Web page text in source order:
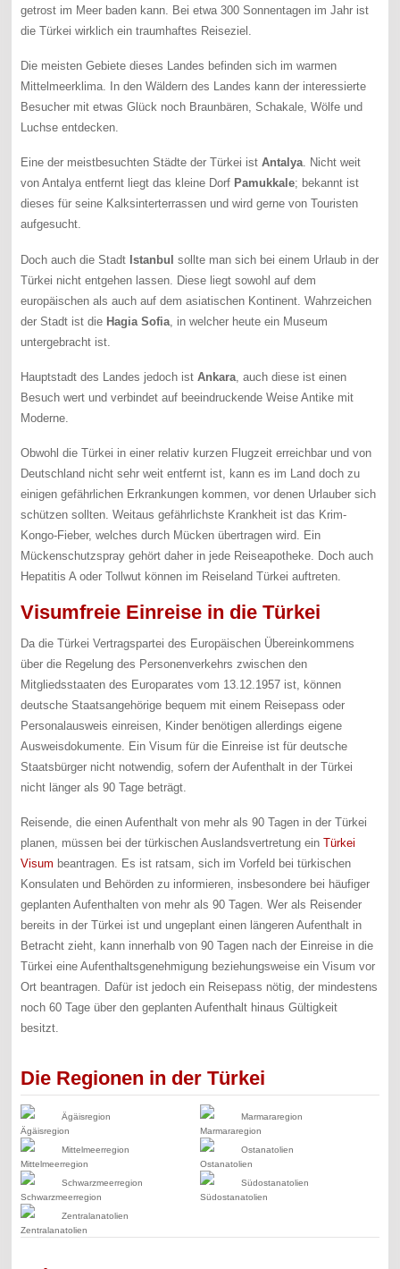
getrost im Meer baden kann. Bei etwa 300 Sonnentagen im Jahr ist
die Türkei wirklich ein traumhaftes Reiseziel.
Die meisten Gebiete dieses Landes befinden sich im warmen
Mittelmeerklima. In den Wäldern des Landes kann der interessierte
Besucher mit etwas Glück noch Braunbären, Schakale, Wölfe und
Luchse entdecken.
Eine der meistbesuchten Städte der Türkei istAntalya. Nicht weit
von Antalya entfernt liegt das kleine Dorf Pamukkale; bekannt ist
dieses für seine Kalksinterterrassen und wird gerne von Touristen
aufgesucht.
Doch auch die Stadt Istanbul sollte man sich bei einem Urlaub in der
Türkei nicht entgehen lassen. Diese liegt sowohl auf dem
europäischen als auch auf dem asiatischen Kontinent. Wahrzeichen
der Stadt ist die Hagia Sofia , in welcher heute ein Museum
untergebracht ist.
Hauptstadt des Landes jedoch istAnkara , auch diese ist einen
Besuch wert und verbindet auf beeindruckende Weise Antike mit
Moderne.
Obwohl die Türkei in einer relativ kurzen Flugzeit erreichbar und von
Deutschland nicht sehr weit entfernt ist, kann es im Land doch zu
einigen gefährlichen Erkrankungen kommen, vor denen Urlauber sich
schützen sollten. Weitaus gefährlichste Krankheit ist das Krim-
Kongo-Fieber, welches durch Mücken übertragen wird. Ein
Mückenschutzspray gehört daher in jede Reiseapotheke. Doch auch
Hepatitis A oder Tollwut können im Reiseland Türkei auftreten.
Visumfreie Einreise in die Türkei
Da die Türkei Vertragspartei des Europäischen Übereinkommens
über die Regelung des Personenverkehrs zwischen den
Mitgliedsstaaten des Europarates vom 13.12.1957 ist, können
deutsche Staatsangehörige bequem mit einem Reisepass oder
Personalausweis einreisen, Kinder benötigen allerdings eigene
Ausweisdokumente. Ein Visum für die Einreise ist für deutsche
Staatsbürger nicht notwendig, sofern der Aufenthalt in der Türkei
nicht länger als 90 Tage beträgt.
Reisende, die einen Aufenthalt von mehr als 90 Tagen in der Türkei
planen, müssen bei der türkischen Auslandsvertretung einTürkei
Visum beantragen. Es ist ratsam, sich im Vorfeld bei türkischen
Konsulaten und Behörden zu informieren, insbesondere bei häufiger
geplanten Aufenthalten von mehr als 90 Tagen. Wer als Reisender
bereits in der Türkei ist und ungeplant einen längeren Aufenthalt in
Betracht zieht, kann innerhalb von 90 Tagen nach der Einreise in die
Türkei eine Aufenthaltsgenehmigung beziehungsweise ein Visum vor
Ort beantragen. Dafür ist jedoch ein Reisepass nötig, der mindestens
noch 60 Tage über den geplanten Aufenthalt hinaus Gültigkeit
besitzt.
Die Regionen in der Türkei
Ägäisregion Marmararegion
Mittelmeerregion Ostanatolien
Schwarzmeerregion Südostanatolien
Zentralanatolien